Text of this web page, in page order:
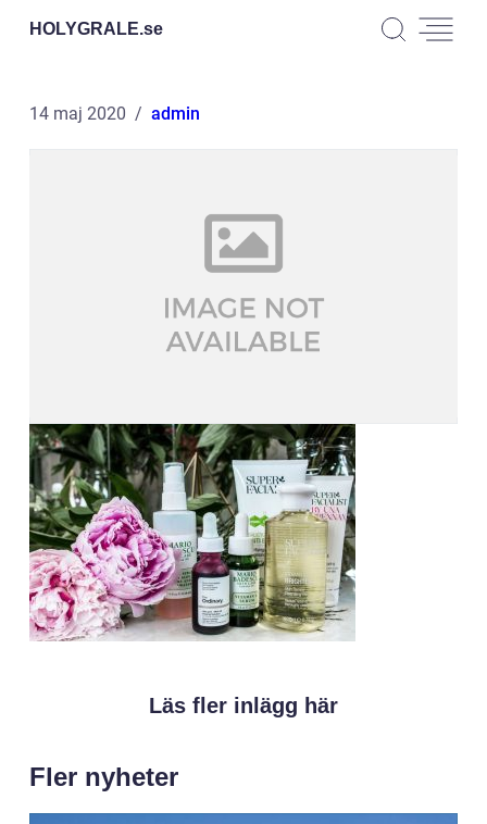
HOLYGRALE.se
14 maj 2020 admin
Läs fler inlägg här
Fler nyheter